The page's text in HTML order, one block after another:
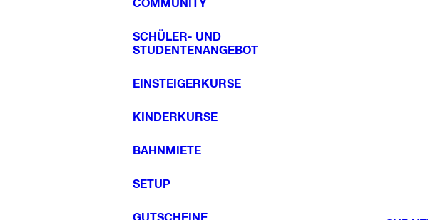
COMMUNITY
SCHÜLER- UND
STUDENTENANGEBOT
EINSTEIGERKURSE
KINDERKURSE
BAHNMIETE
SETUP